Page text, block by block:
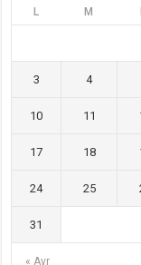
L M
« Avr
3 4
10 11
17 18
24 25
31